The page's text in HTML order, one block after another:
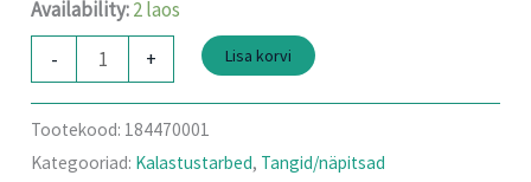
Availability:2 laos
-
+ Lisa korvi
Tootekood: 184470001
Kategooriad: Kalastustarbed, Tangid/näpitsad